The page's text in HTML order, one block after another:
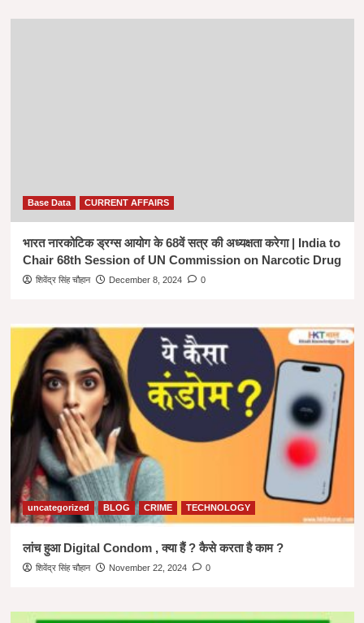
Base Data CURRENT AFFAIRS
भारत नारकोटिक ड्रग्स आयोग के 68वें सत्र की अध्यक्षता करेगा | India to
Chair 68th Session of UN Commission on Narcotic Drug
शिवेंद्र सिंह चौहान December 8, 2024 0
uncategorized BLOG CRIME TECHNOLOGY
लांच हुआ Digital Condom , क्या हैं ? कैसे करता है काम ?
शिवेंद्र सिंह चौहान November 22, 2024 0